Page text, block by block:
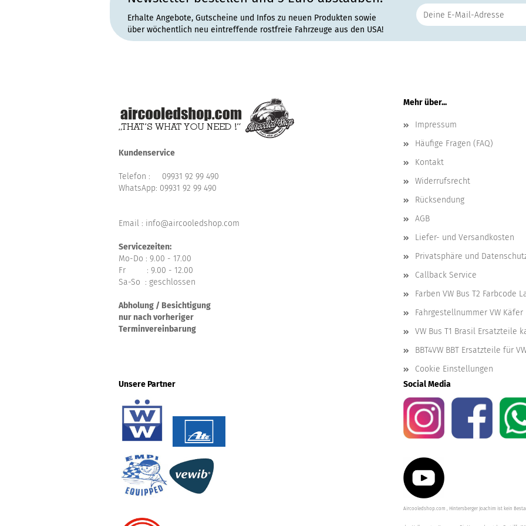
Erhalte Angebote, Gutscheine und Infos zu neuen Produkten sowie
über wöchentlich neu eintreffende rostfreie Fahrzeuge aus den USA!
Kundenservice
Telefon : 09931 92 99 490
WhatsApp: 09931 92 99 490
Email : info@aircooledshop.com
Servicezeiten:
Mo-Do : 9.00 - 17.00
Fr : 9.00 - 12.00
Sa-So : geschlossen
Abholung / Besichtigung
nur nach vorheriger
Terminvereinbarung
Mehr über...
Impressum
Häufige Fragen (FAQ)
Kontakt
Widerrufsrecht
Rücksendung
AGB
Liefer- und Versandkosten
Privatsphäre und
Callback Service
Farben VW Bus T2 Farbcode
Fahrgestellnummer VW Käfer
VW Bus T1 Brasil Ersatzteile
BBT4VW BBT Ersatzteile für
Cookie Einstellungen
Unsere Partner
Social Media
Aircooledshop.com , Hintersberger Joachim ist kein